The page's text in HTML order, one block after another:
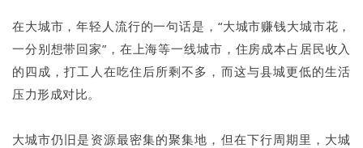
在大城市，年轻人流行的一句话是，“大城市赚钱大城市花，
一分别想带回家”，在上海等一线城市，住房成本占居民收入
的四成，打工人在吃住后所剩不多，而这与县城更低的生活
压力形成对比。
大城市仍旧是资源最密集的聚集地，但在下行周期里，大城